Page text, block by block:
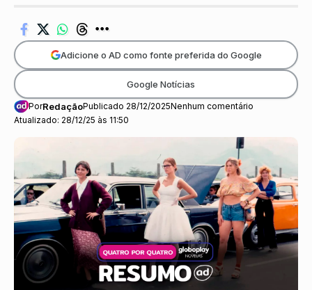
Atualizado: 28/12/25 às 11:50
PorRedaçãoPublicado 28/12/2025Nenhum comentário
Adicione o AD como fonte preferida do Google
Google Notícias